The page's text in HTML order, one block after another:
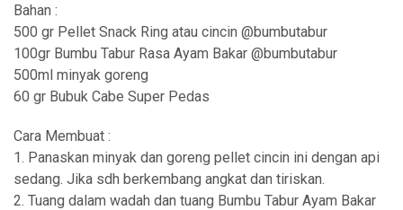
Bahan :
500 gr Pellet Snack Ring atau cincin @bumbutabur
100gr Bumbu Tabur Rasa Ayam Bakar @bumbutabur
500ml minyak goreng
60 gr Bubuk Cabe Super Pedas
Cara Membuat :
1. Panaskan minyak dan goreng pellet cincin ini dengan api
sedang. Jika sdh berkembang angkat dan tiriskan.
2. Tuang dalam wadah dan tuang Bumbu Tabur Ayam Bakar